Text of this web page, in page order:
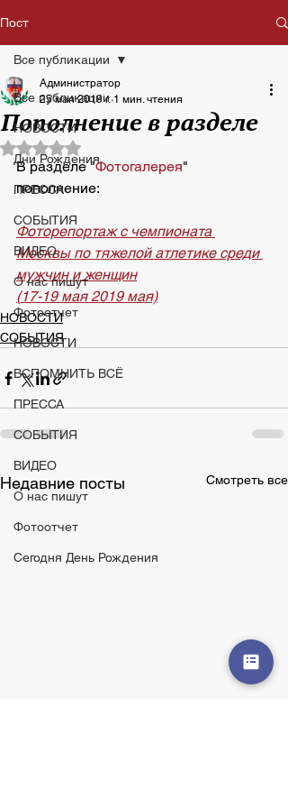
Пост
Все публикации
НОВОСТИ
Дни Рождения
ПРЕССА
СОБЫТИЯ
ВИДЕО
О нас пишут
Фотоотчет
НОВОСТИ
ВСПОМНИТЬ ВСЁ
ПРЕССА
СОБЫТИЯ
ВИДЕО
О нас пишут
Фотоотчет
Сегодня День Рождения
Все публикации
Пополнение в разделе
Администратор
25 мая 2019 г. 1 мин. чтения
Оценка: не число из 5 звезд.
В разделе "Фотогалерея"
пополнение:
Фоторепортаж с чемпионата
Москвы по тяжелой атлетике среди
мужчин и женщин
(17-19 мая 2019 мая)
НОВОСТИ
СОБЫТИЯ
Недавние посты Смотреть все